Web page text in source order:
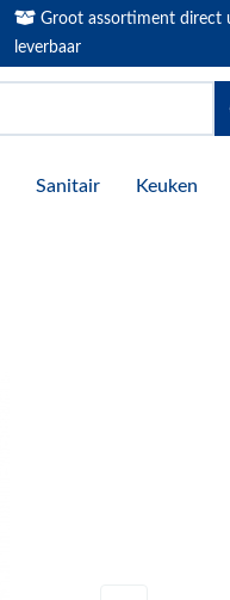
Groot assortiment direct
leverbaar
Sanitair Keuken